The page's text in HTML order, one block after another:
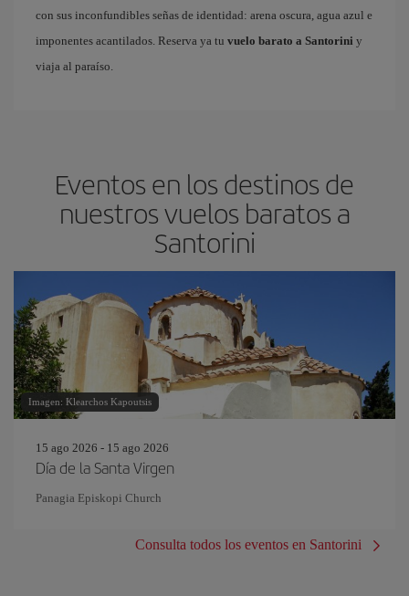
con sus inconfundibles señas de identidad: arena oscura, agua azul e
imponentes acantilados. Reserva ya tu vuelo barato a Santorini y
viaja al paraíso.
Eventos en los destinos de
nuestros vuelos baratos a
Santorini
Imagen: Klearchos Kapoutsis
15 ago 2026 - 15 ago 2026
Día de la Santa Virgen
Panagia Episkopi Church
Consulta todos los eventos en Santorini